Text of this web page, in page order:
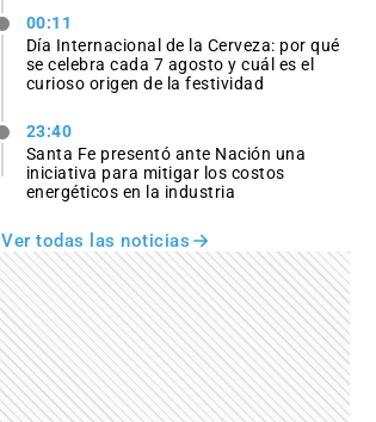
00:11
Día Internacional de la Cerveza: por qué
se celebra cada 7 agosto y cuál es el
curioso origen de la festividad
23:40
Santa Fe presentó ante Nación una
iniciativa para mitigar los costos
energéticos en la industria
Ver todas las noticias